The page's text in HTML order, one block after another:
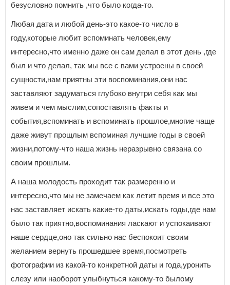
безусловно помнить ,что было когда-то.
Любая дата и любой день-это какое-то число в
году,которые любит вспоминать человек,ему
интересно,что именно даже он сам делал в этот день ,где
был и что делал, так мы все с вами устроены в своей
сущности,нам приятны эти воспоминания,они нас
заставляют задуматься глубоко внутри себя как мы
живем и чем мыслим,сопоставлять факты и
события,вспоминать и вспоминать прошлое,многие чаще
даже живут прощлым вспоминая лучшие годы в своей
жизни,потому-что наша жизнь неразрывно связана со
своим прошлым.
А наша молодость проходит так размеренно и
интересно,что мы не замечаем как летит время и все это
нас заставляет искать какие-то даты,искать годы,где нам
было так приятно,воспоминания ласкают и успокаивают
наше сердце,оно так сильно нас беспокоит своим
желанием вернуть прошедшее время,посмотреть
фотографии из какой-то конкретной даты и года,уронить
слезу или наоборот улыбнуться какому-то былому